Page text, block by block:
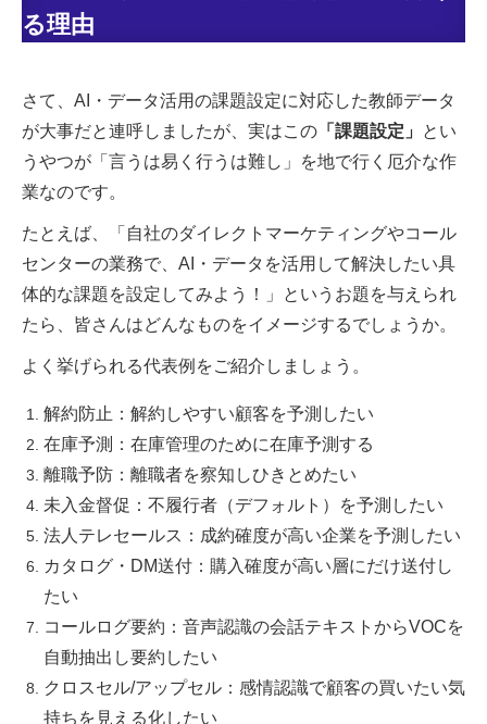
る理由
さて、AI・データ活用の課題設定に対応した教師データ
が大事だと連呼しましたが、実はこの 「課題設定」
とい
うやつが「言うは易く行うは難し」を地で行く厄介な作
業なのです。
たとえば、「自社のダイレクトマーケティングやコール
センターの業務で、AI・データを活用して解決したい具
体的な課題を設定してみよう！」というお題を与えられ
たら、皆さんはどんなものをイメージするでしょうか。
よく挙げられる代表例をご紹介しましょう。
解約防止：解約しやすい顧客を予測したい
在庫予測：在庫管理のために在庫予測する
離職予防：離職者を察知しひきとめたい
未入金督促：不履行者（デフォルト）を予測したい
法人テレセールス：成約確度が高い企業を予測したい
カタログ・DM送付：購入確度が高い層にだけ送付し
たい
コールログ要約：音声認識の会話テキストからVOCを
自動抽出し要約したい
クロスセル/アップセル：感情認識で顧客の買いたい気
持ちを見える化したい